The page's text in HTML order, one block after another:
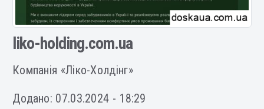
liko-holding.com.ua
Компанія «Ліко-Холдінг»
Додано: 07.03.2024 - 18:29